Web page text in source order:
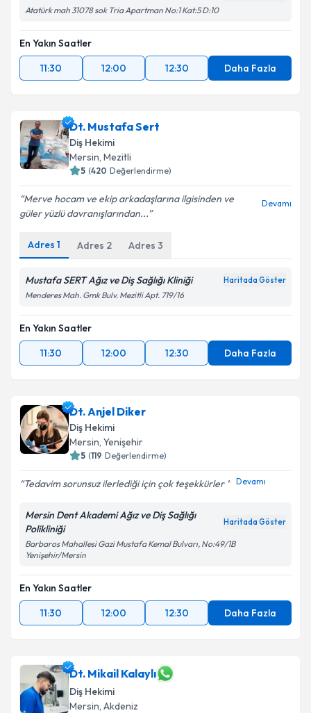
Atatürk mah 31078 sok Tria Apartman No:1 Kat:5 D:10
En Yakın Saatler
11:30
12:00 12:30 Daha Fazla
Dt. Mustafa Sert
Diş Hekimi
Mersin, Mezitli
5 (420 Değerlendirme)
Merve hocam ve ekip arkadaşlarına ilgisinden ve
güler yüzlü davranışlarından...
Devamı
Adres 1 Adres 2 Adres 3
Mustafa SERT Ağız ve Diş Sağlığı Kliniği Haritada Göster
Menderes Mah. Gmk Bulv. Mezitli Apt. 719/16
En Yakın Saatler
11:30
12:00 12:30 Daha Fazla
Dt. Anjel Diker
Diş Hekimi
Mersin, Yenişehir
5 (119 Değerlendirme)
Tedavim sorunsuz ilerlediği için çok teşekkürler Devamı
Mersin Dent Akademi Ağız ve Diş Sağlığı
Polikliniği
Haritada Göster
Barbaros Mahallesi Gazi Mustafa Kemal Bulvarı, No:49/1B
Yenişehir/Mersin
En Yakın Saatler
11:30
12:00 12:30 Daha Fazla
Dt. Mikail Kalaylı
Diş Hekimi
Mersin, Akdeniz